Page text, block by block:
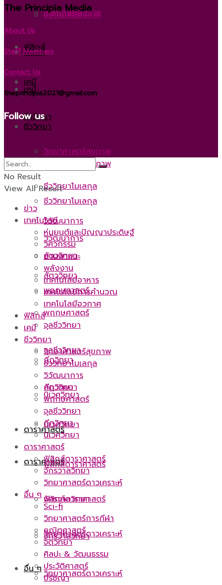
เทคโนโลยีอวกาศ
ฟิสิกส์
เคมี
ชีววิทยา
วิทยาศาสตร์สุขภาพ
ชีววิทยาโมเลกุล
วิวัฒนาการ
สัตววิทยา
พฤกษศาสตร์
จุลชีววิทยา
กีฏวิทยา
นิเวศวิทยา
ดาราศาสตร์
ฟิสิกส์ดาราศาสตร์
จักรวาลวิทยา
วิทยาศาสตร์ดาวเคราะห์
เทคโนโลยีอวกาศ
ฟิสิกส์
เคมี
ชีววิทยา
วิทยาศาสตร์สุขภาพ
ชีววิทยาโมเลกุล
วิวัฒนาการ
สัตววิทยา
พฤกษศาสตร์
จุลชีววิทยา
กีฏวิทยา
นิเวศวิทยา
ดาราศาสตร์
ฟิสิกส์ดาราศาสตร์
จักรวาลวิทยา
วิทยาศาสตร์ดาวเคราะห์
อื่น ๆ
The Principia Media
About Us
Staff Members
Contact Us
theprincipia2021@gmail.com
Follow us
No Result
View All Result
ข่าว
เทคโนโลยี
หุ่นยนต์และปัญญาประดิษฐ์
วิศวกรรม
ยานพาหนะ
พลังงาน
เทคโนโลยีอาหาร
เทคโนโลยีการคำนวณ
เทคโนโลยีอวกาศ
ฟิสิกส์
เคมี
ชีววิทยา
วิทยาศาสตร์สุขภาพ
ชีววิทยาโมเลกุล
วิวัฒนาการ
สัตววิทยา
พฤกษศาสตร์
จุลชีววิทยา
กีฏวิทยา
นิเวศวิทยา
ดาราศาสตร์
ฟิสิกส์ดาราศาสตร์
จักรวาลวิทยา
วิทยาศาสตร์ดาวเคราะห์
อื่น ๆ
Sci-fi
วิทยาศาสตร์การกีฬา
คณิตศาสตร์
จิตวิทยา
ศิลปะ & วัฒนธรรม
ประวัติศาสตร์
ปรัชญา